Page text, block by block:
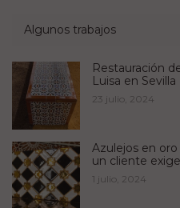
Algunos trabajos
Restauración
Luisa en Sevilla
23 julio, 2024
Azulejos en
un cliente
1 julio, 2024